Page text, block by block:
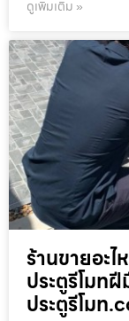
ดูเพิ่มเติม »
ร้านขายอะไ
ประตูรีโมท
ประตูรีโมท